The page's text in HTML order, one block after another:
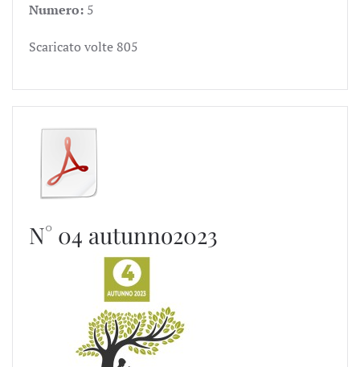
Numero: 5
Scaricato volte805
N° 04 autunno2023